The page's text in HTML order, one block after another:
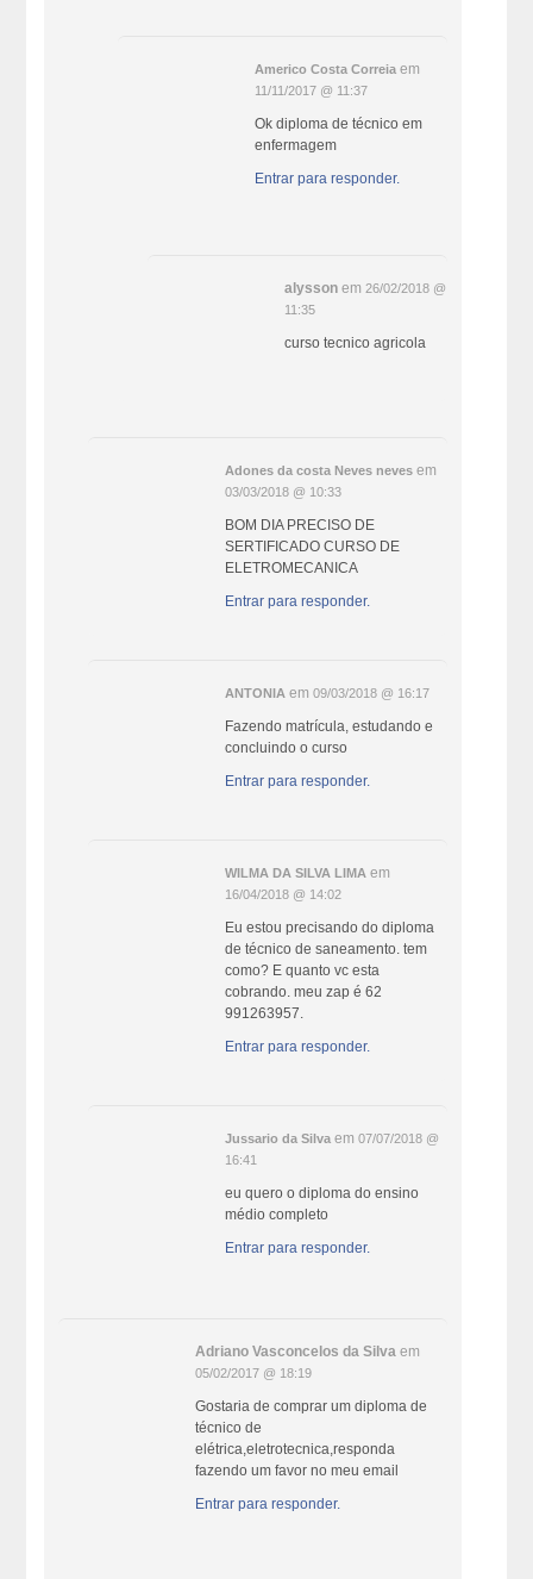
Americo Costa Correia em
11/11/2017 @ 11:37
Ok diploma de técnico em
enfermagem
Entrar para responder.
alysson em 26/02/2018 @
11:35
curso tecnico agricola
Adones da costa Neves neves em
03/03/2018 @ 10:33
BOM DIA PRECISO DE
SERTIFICADO CURSO DE
ELETROMECANICA
Entrar para responder.
ANTONIA em09/03/2018 @ 16:17
Fazendo matrícula, estudando e
concluindo o curso
Entrar para responder.
WILMA DA SILVA LIMA em
16/04/2018 @ 14:02
Eu estou precisando do diploma
de técnico de saneamento. tem
como? E quanto vc esta
cobrando. meu zap é 62
991263957.
Entrar para responder.
Jussario da Silva em07/07/2018 @
16:41
eu quero o diploma do ensino
médio completo
Entrar para responder.
Adriano Vasconcelos da Silva em
05/02/2017 @ 18:19
Gostaria de comprar um diploma de
técnico de
elétrica,eletrotecnica,responda
fazendo um favor no meu email
Entrar para responder.